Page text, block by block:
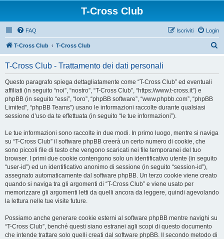
T-Cross Club
FAQ Login
Iscriviti
T-Cross Club T-Cross Club
T-Cross Club - Trattamento dei dati personali
Questo paragrafo spiega dettagliatamente come “T-Cross Club” ed eventuali
affiliati (in seguito “noi”, “nostro”, “T-Cross Club”, “https://www.t-cross.it”) e
phpBB (in seguito “essi”, “loro”, “phpBB software”, “www.phpbb.com”, “phpBB
Limited”, “phpBB Teams”) usano le informazioni raccolte durante qualsiasi
sessione d’uso da te effettuata (in seguito “le tue informazioni”).
Le tue informazioni sono raccolte in due modi. In primo luogo, mentre si naviga
su “T-Cross Club” il software phpBB creerà un certo numero di cookie, che
sono piccoli file di testo che vengono scaricati nei file temporanei del tuo
browser. I primi due cookie contengono solo un identificativo utente (in seguito
“user-id”) ed un identificativo anonimo di sessione (in seguito “session-id”),
assegnato automaticamente dal software phpBB. Un terzo cookie viene creato
quando si naviga tra gli argomenti di “T-Cross Club” e viene usato per
memorizzare gli argomenti letti da quelli ancora da leggere, quindi agevolando
la lettura nelle tue visite future.
Possiamo anche generare cookie esterni al software phpBB mentre navighi su
“T-Cross Club”, benché questi siano estranei agli scopi di questo documento
che intende trattare solo quelli creati dal software phpBB. Il secondo metodo di